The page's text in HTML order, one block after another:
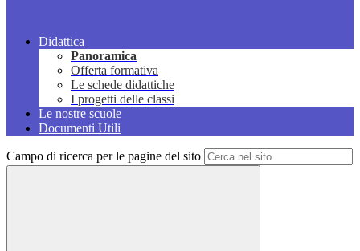
Didattica
Panoramica
Offerta formativa
Le schede didattiche
I progetti delle classi
Le nostre scuole
Documenti Utili
Campo di ricerca per le pagine del sito